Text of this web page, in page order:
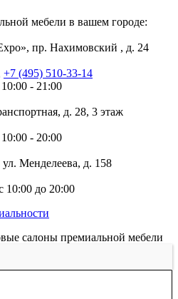
мебели в вашем городе:
пр. Нахимовский , д. 24
+7 (495) 510-33-14
- 21:00
д. 28, 3 этаж
- 20:00
Менделеева, д. 158
10:00 до 20:00
салоны премиальной мебели